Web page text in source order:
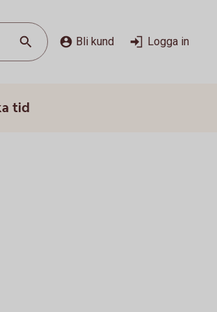
Bli kund Logga in
tid